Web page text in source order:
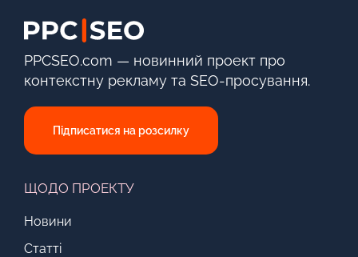
PPCSEO.com — новинний проект про
контекстну рекламу та SEO-просування.
Підписатися на розсилку
ЩОДО ПРОЕКТУ
Новини
Статті